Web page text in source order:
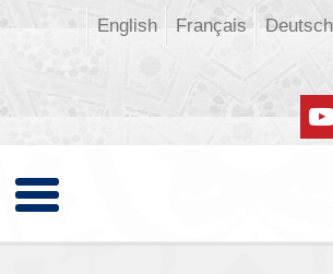
Deutsch
Français
English